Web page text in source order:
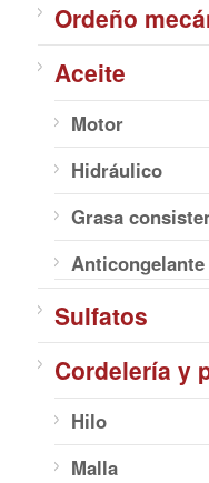
Ordeño
Aceite
Motor
Hidráulico
Grasa
Anticongelante
Sulfatos
Cordelería y
Hilo
Malla